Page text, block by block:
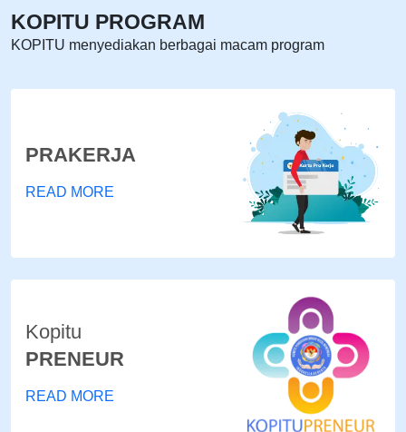
KOPITU PROGRAM
KOPITU menyediakan berbagai macam program
PRAKERJA
READ MORE
Kopitu
PRENEUR
READ MORE